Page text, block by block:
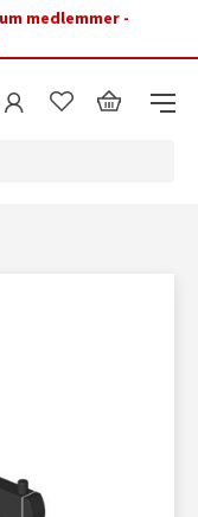
medlemmer -